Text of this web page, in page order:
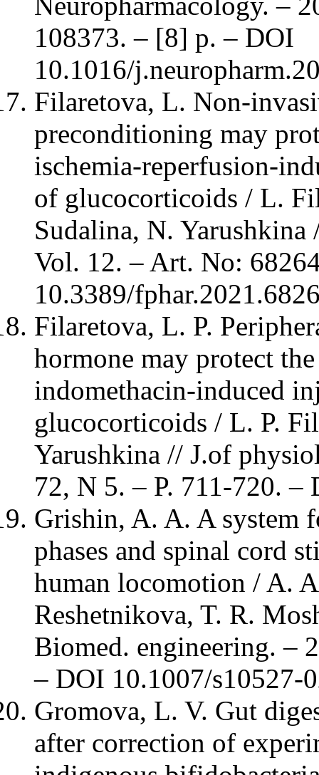
108373. – [8] p. – DOI
10.1016/
Filaretova, L. Non-
preconditioning may
ischemia-reperfusion-
of glucocorticoids / L.
Sudalina, N.
Vol. 12. – Art. No:
10.3389/
Filaretova, L. P.
hormone may protect
indomethacin-induced
glucocorticoids / L. P.
Yarushkina // J.of
72, N 5. – P. 711-720.
Grishin, A. A. A system
phases and spinal cord
human locomotion / A.
Reshetnikova, T. R.
Biomed. engineering. –
– DOI 10.1007/s10527-
Gromova, L. V. Gut
after correction of